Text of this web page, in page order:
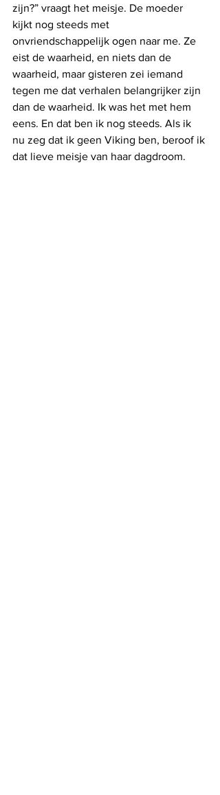
zijn?” vraagt het meisje. De moeder
kijkt nog steeds met
onvriendschappelijk ogen naar me. Ze
eist de waarheid, en niets dan de
waarheid, maar gisteren zei iemand
tegen me dat verhalen belangrijker zijn
dan de waarheid. Ik was het met hem
eens. En dat ben ik nog steeds. Als ik
nu zeg dat ik geen Viking ben, beroof ik
dat lieve meisje van haar dagdroom.